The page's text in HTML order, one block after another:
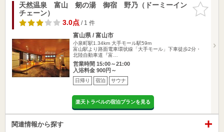
お気に入
りに追加
天然温泉 富山 剱の湯 御宿 野乃（ドーミーイン
チェーン）
3.0点/ 1 件
富山県 / 富山市
小泉町駅1.34km 大手モール駅59m
富山駅より路面電車環状線「大手モール」下車徒歩2分・
北陸自動車道『富…
営業時間 15:00～21:00
入浴料金 900円～
日帰り 宿泊 サウナ
楽天トラベルの宿泊プランを見る
関連情報から探す